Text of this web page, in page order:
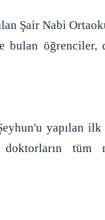
Şair Nabi
bulan öğrenciler,
yapılan ilk
tüm